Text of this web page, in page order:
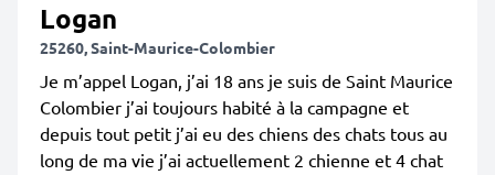
Logan
25260, Saint-Maurice-Colombier
Je m’appel Logan, j’ai 18 ans je suis de Saint Maurice
Colombier j’ai toujours habité à la campagne et
depuis tout petit j’ai eu des chiens des chats tous au
long de ma vie j’ai actuellement 2 chienne et 4 chat